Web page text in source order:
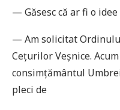
— Găsesc că ar fi o
— Am solicitat
Ceţurilor Veșnice.
consimţământul
pleci de